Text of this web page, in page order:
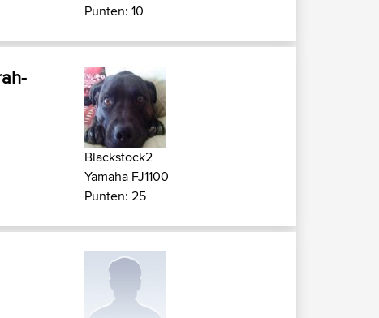
Punten: 10
Blackstock2
Yamaha FJ1100
Punten: 25